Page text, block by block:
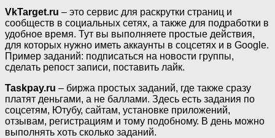
VkTarget.ru – это сервис для раскрутки страниц и
сообществ в социальных сетях, а также для подработки в
удобное время. Тут вы выполняете простые действия,
для которых нужно иметь аккаунты в соцсетях и в Google.
Пример заданий: подписаться на новости группы,
сделать репост записи, поставить лайк.
Taskpay.ru – биржа простых заданий, где также сразу
платят деньгами, а не баллами. Здесь есть задания по
соцсетям, Ютубу, сайтам, установке приложений,
отзывам, регистрациям и тому подобному. В день можно
выполнять хоть сколько заданий.